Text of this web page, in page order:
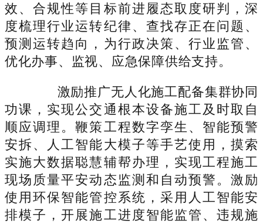
效、合规性等目标前进履态取度研判，深
度梳理行业运转纪律、查找存正在问题、
预测运转趋向，为行政决策、行业监管、
优化办事、监视、应急保障供给支持。
激励推广无人化施工配备集群协同
功课，实现公交通根本设备施工及时取自
顺应调理。鞭策工程数字孪生、智能预警
安拆、人工智能大模子等手艺使用，摸索
实施大数据聪慧辅帮办理，实现工程施工
现场质量平安动态监测和自动预警。激励
使用环保智能管控系统，采用人工智能安
排模子，开展施工进度智能监管、违规施